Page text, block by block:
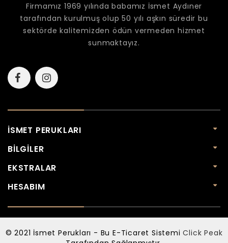
Firmamız 1969 yılında babamız İsmet Aydıner
tarafından kurulmuş olup 50 yılı aşkın süredir bu
sektörde kalitemizden ödün vermeden hizmet
sunmaktayız.
İSMET PERUKLARI
BILGILER
EKSTRALAR
HESABIM
© 2021 İsmet Perukları - Bu E-Ticaret SistemiClick Peak